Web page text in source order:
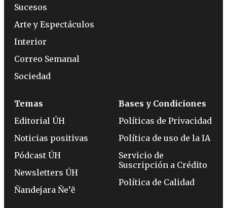
Sucesos
Arte y Espectáculos
Interior
Correo Semanal
Sociedad
Temas
Editorial ÚH
Noticias positivas
Pódcast ÚH
Newsletters ÚH
Ñandejara Ñe’ẽ
Bases y Condiciones
Políticas de Privacidad
Política de uso de la IA
Servicio de
Suscripción a Crédito
Política de Calidad